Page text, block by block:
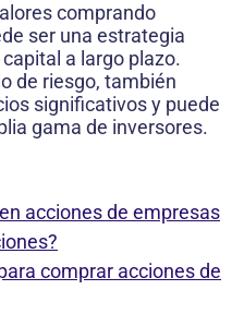
comprando
ser una estrategia
a largo plazo.
de riesgo, también
significativos y puede
gama de inversores.
acciones de empresas
comprar acciones de